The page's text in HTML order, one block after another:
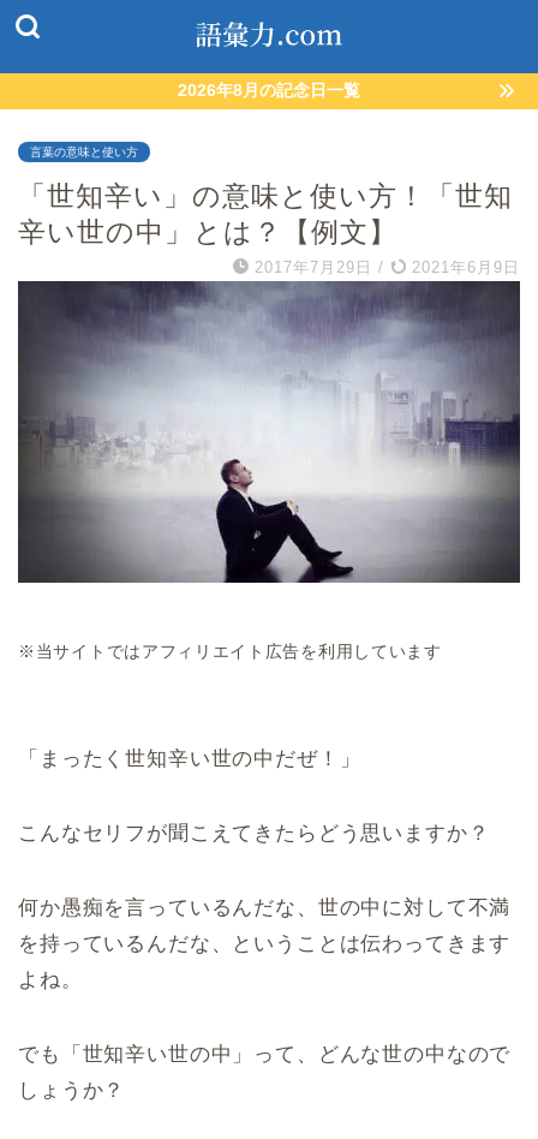
2026年8月の記念日一覧
言葉の意味と使い方
「世知辛い」の意味と使い方！「世知
辛い世の中」とは？【例文】
2017年7月29日 / 2021年6月9日
※当サイトではアフィリエイト広告を利用しています
「まったく世知辛い世の中だぜ！」
こんなセリフが聞こえてきたらどう思いますか？
何か愚痴を言っているんだな、世の中に対して不満
を持っているんだな、ということは伝わってきます
よね。
でも「世知辛い世の中」って、どんな世の中なので
しょうか？